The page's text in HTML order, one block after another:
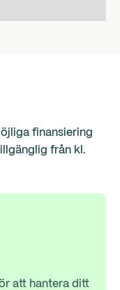
finansiering
från kl.
att hantera ditt